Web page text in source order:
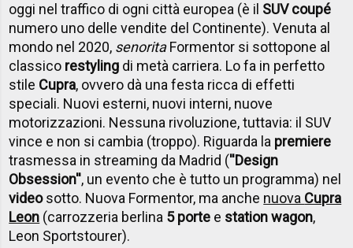
oggi nel traffico di ogni città europea (è il SUV coupé
numero uno delle vendite del Continente). Venuta al
mondo nel 2020, senoritaFormentor si sottopone al
classico restyling di metà carriera. Lo fa in perfetto
stile Cupra, ovvero dà una festa ricca di effetti
speciali. Nuovi esterni, nuovi interni, nuove
motorizzazioni. Nessuna rivoluzione, tuttavia: il SUV
vince e non si cambia (troppo). Riguarda la premiere
trasmessa in streaming da Madrid (''Design
Obsession'', un evento che è tutto un programma) nel
videosotto. Nuova Formentor, ma anche nuova Cupra
Leon (carrozzeria berlina 5 porte e station wagon,
Leon Sportstourer).